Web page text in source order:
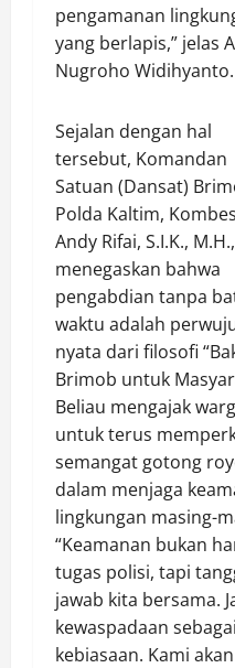
pengamanan
yang berlapis,” jelas
Nugroho Widihyanto.
Sejalan dengan hal
tersebut, Komandan
Satuan (Dansat)
Polda Kaltim,
Andy Rifai, S.I.K., M.H.,
menegaskan bahwa
pengabdian tanpa
waktu adalah
nyata dari filosofi
Brimob untuk
Beliau mengajak
untuk terus
semangat gotong
dalam menjaga
lingkungan masing-
“Keamanan bukan
tugas polisi, tapi
jawab kita bersama.
kewaspadaan sebagai
kebiasaan. Kami akan